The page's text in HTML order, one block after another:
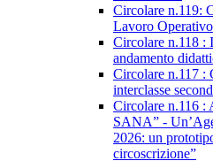
Circolare n.119:
Lavoro
Circolare n.118 :
andamento
Circolare n.117 :
interclasse
Circolare n.116 :
SANA” -
2026: un
circoscrizione”